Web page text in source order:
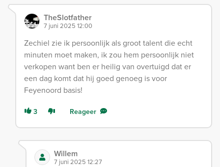
TheSlotfather
7 juni 2025 12:00
Zechiel zie ik persoonlijk als groot talent die echt
minuten moet maken, ik zou hem persoonlijk niet
verkopen want ben er heilig van overtuigd dat er
een dag komt dat hij goed genoeg is voor
Feyenoord basis!
3 Reageer
Willem
7 juni 2025 12:27